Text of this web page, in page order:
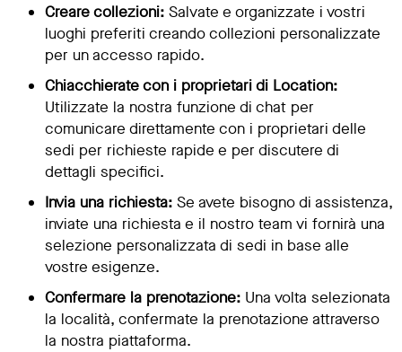
Creare collezioni: Salvate e organizzate i vostri
luoghi preferiti creando collezioni personalizzate
per un accesso rapido.
Chiacchierate con i proprietari di Location:
Utilizzate la nostra funzione di chat per
comunicare direttamente con i proprietari delle
sedi per richieste rapide e per discutere di
dettagli specifici.
Invia una richiesta: Se avete bisogno di assistenza,
inviate una richiesta e il nostro team vi fornirà una
selezione personalizzata di sedi in base alle
vostre esigenze.
Confermare la prenotazione: Una volta selezionata
la località, confermate la prenotazione attraverso
la nostra piattaforma.